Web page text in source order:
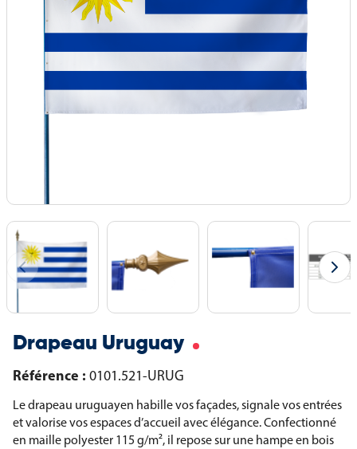
Drapeau Uruguay
Référence : 0101.521-URUG
Le drapeau uruguayen habille vos façades, signale vos entrées
et valorise vos espaces d’accueil avec élégance. Confectionné
en maille polyester 115 g/m², il repose sur une hampe en bois